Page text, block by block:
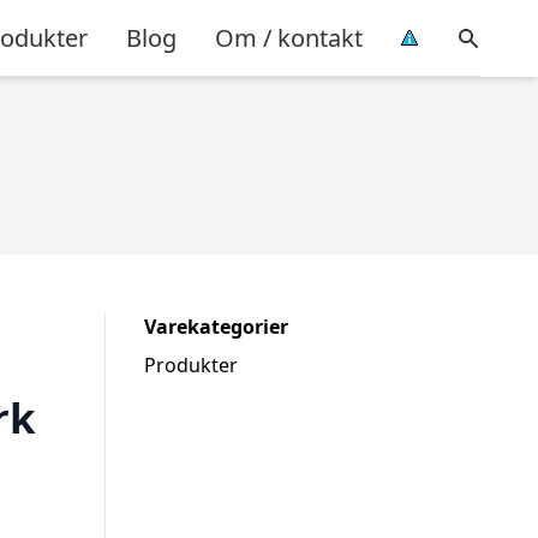
Blog Om / kontakt
Varekategorier
Produkter